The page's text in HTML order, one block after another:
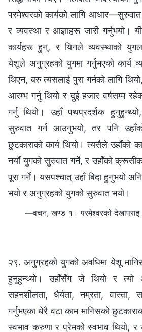
परमेश्‍वरको कार्यको लागि आधार—सुरुवात
र व्यवस्था र आज्ञाहरू जारी गर्नुभयो।
कार्यहरू हुन्, र यिनले व्यवस्थाको
येशूले अनुग्रहको युगमा गर्नुभएको कार्य
थिएन, बरु त्यसलाई पुरा गर्नको लागि
आरम्भ गर्नु थियो र दुई हजार वर्षसम्म
गर्नु थियो। उहाँ पथप्रदर्शक
सुरुवात गर्न आउनुभयो, तर पनि
छुटकाराको कार्य थियो। त्यसैले उहाँको
नयाँ युगको सुरुवात गर्ने, र उहाँको
पूरा गर्ने। यसपश्‍चात् उहाँ बिदा हुनुभयो
भयो र अनुग्रहको युगको सुरुवात भयो।
—वचन, खण्ड १। परमेश्‍वरको देखापराइ
२९. अनुग्रहको युगको अवधिमा येशू
हुनुहुन्थ्यो। उहाँसँग जे थियो र
सहनशीलता, धैर्यता, नम्रता, वास्ता,
गर्नुभएका धेरै वटा काम मानिसको
स्वभाव करुणा र प्रेमको स्वभाव थियो, र